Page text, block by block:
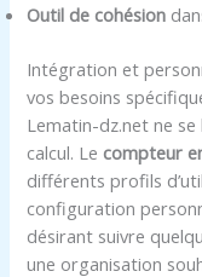
Outil de cohésion
Intégration et
vos besoins
Lematin-dz.net ne
calcul. Le compteur
différents profils
configuration
désirant suivre
une organisation